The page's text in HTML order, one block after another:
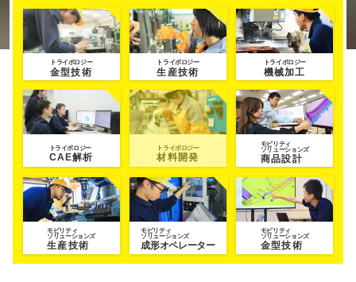
トライボロジー
金型技術
トライボロジー
生産技術
トライボロジー
機械加工
トライボロジー
CAE解析
トライボロジー
材料開発
モビリティ
ソリューションズ
商品設計
モビリティ
ソリューションズ
生産技術
モビリティ
ソリューションズ
成形オペレーター
モビリティ
ソリューションズ
金型技術